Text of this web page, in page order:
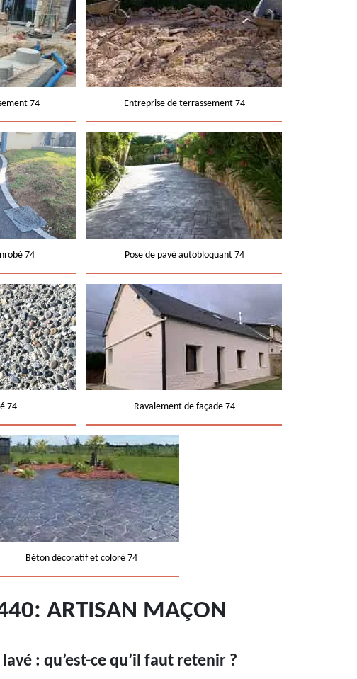
74 Entreprise de terrassement 74
74 Pose de pavé autobloquant 74
74 Ravalement de façade 74
Béton décoratif et coloré 74
ARTISAN MAÇON
: qu’est-ce qu’il faut retenir ?